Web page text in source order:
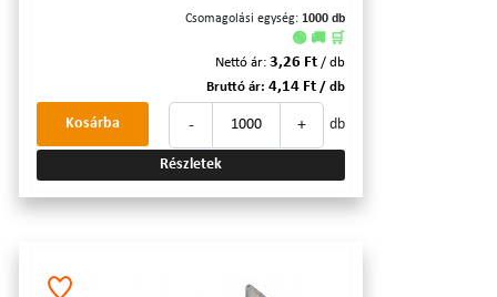
Csomagolási egység: 1000 db
🟢 🚚 🛒
Nettó ár: 3,26 Ft / db
Bruttó ár: 4,14 Ft / db
- + db
Kosárba
Részletek